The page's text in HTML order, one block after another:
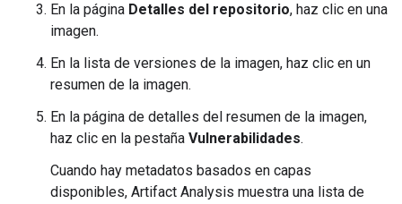
En la página Detalles del repositorio, haz clic en una
imagen.
En la lista de versiones de la imagen, haz clic en un
resumen de la imagen.
En la página de detalles del resumen de la imagen,
haz clic en la pestaña Vulnerabilidades.
Cuando hay metadatos basados en capas
disponibles, Artifact Analysis muestra una lista de